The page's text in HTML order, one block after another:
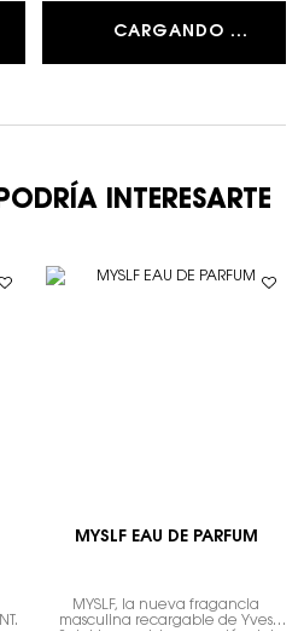
CARGANDO ...
INTERESARTE
MYSLF EAU DE PARFUM
MYSLF, la nueva fragancia
masculina recargable de Yves